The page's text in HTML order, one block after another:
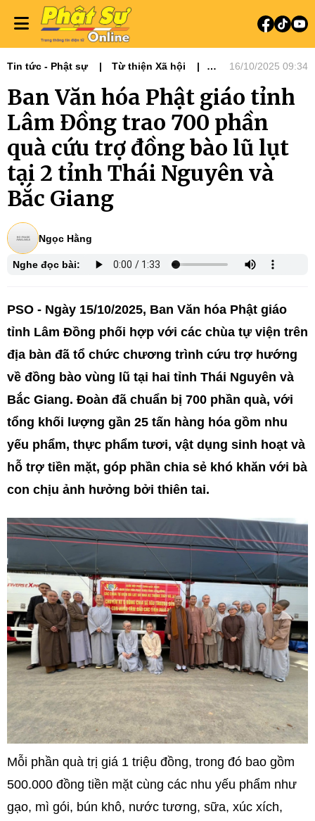
Tin tức - Phật sự
Từ thiện Xã hội
16/10/2025 09:34
Ban Văn hóa Phật giáo tỉnh
Lâm Đồng trao 700 phần
quà cứu trợ đồng bào lũ lụt
tại 2 tỉnh Thái Nguyên và
Bắc Giang
Ngọc Hằng
Nghe đọc bài:
PSO - Ngày 15/10/2025, Ban Văn hóa Phật giáo
tỉnh Lâm Đồng phối hợp với các chùa tự viện trên
địa bàn đã tổ chức chương trình cứu trợ hướng
về đồng bào vùng lũ tại hai tỉnh Thái Nguyên và
Bắc Giang. Đoàn đã chuẩn bị 700 phần quà, với
tổng khối lượng gần 25 tấn hàng hóa gồm nhu
yếu phẩm, thực phẩm tươi, vật dụng sinh hoạt và
hỗ trợ tiền mặt, góp phần chia sẻ khó khăn với bà
con chịu ảnh hưởng bởi thiên tai.
Mỗi phần quà trị giá 1 triệu đồng, trong đó bao gồm
500.000 đồng tiền mặt cùng các nhu yếu phẩm như
gạo, mì gói, bún khô, nước tương, sữa, xúc xích,